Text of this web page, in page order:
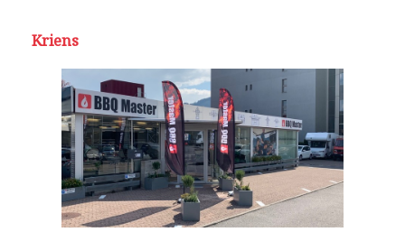
Kriens